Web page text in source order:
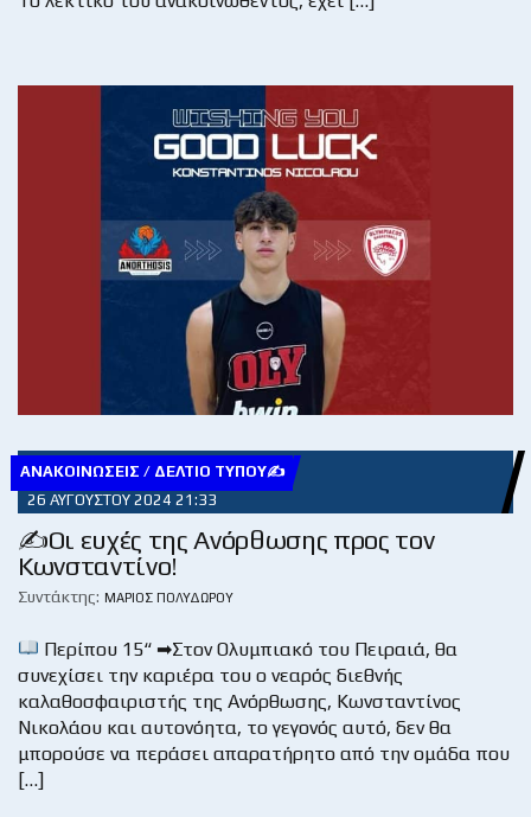
ΑΝΑΚΟΙΝΏΣΕΙΣ / ΔΕΛΤΊΟ ΤΎΠΟΥ✍
26 ΑΥΓΟΎΣΤΟΥ 2024 21:33
✍Οι ευχές της Ανόρθωσης προς τον
Κωνσταντίνο!
Συντάκτης: ΜΆΡΙΟΣ ΠΟΛΥΔΏΡΟΥ
Περίπου 15“ ➡Στον Ολυμπιακό του Πειραιά, θα
συνεχίσει την καριέρα του ο νεαρός διεθνής
καλαθοσφαιριστής της Ανόρθωσης, Κωνσταντίνος
Νικολάου και αυτονόητα, το γεγονός αυτό, δεν θα
μπορούσε να περάσει απαρατήρητο από την ομάδα που
[…]